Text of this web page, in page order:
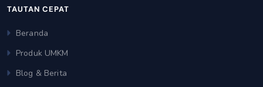
TAUTAN CEPAT
Beranda
Produk UMKM
Blog & Berita